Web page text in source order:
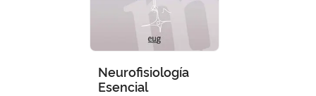
Neurofisiología
Esencial